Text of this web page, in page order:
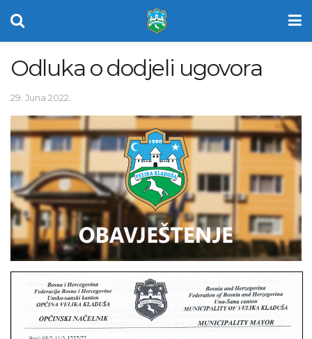
Odluka o dodjeli ugovora
29. Juna 2022.